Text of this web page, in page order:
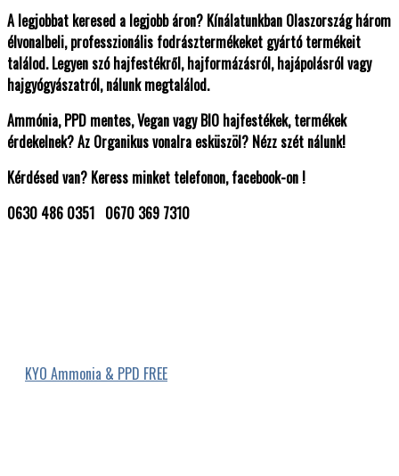
A legjobbat keresed a legjobb áron? Kínálatunkban Olaszország három
élvonalbeli, professzionális fodrásztermékeket gyártó termékeit
találod. Legyen szó hajfestékről, hajformázásról, hajápolásról vagy
hajgyógyászatról, nálunk megtalálod.
Ammónia, PPD mentes, Vegan vagy BIO hajfestékek, termékek
érdekelnek? Az Organikus vonalra esküszöl? Nézz szét nálunk!
Kérdésed van? Keress minket telefonon, facebook-on !
0630 486 0351 0670 369 7310
KYO Ammonia & PPD FREE